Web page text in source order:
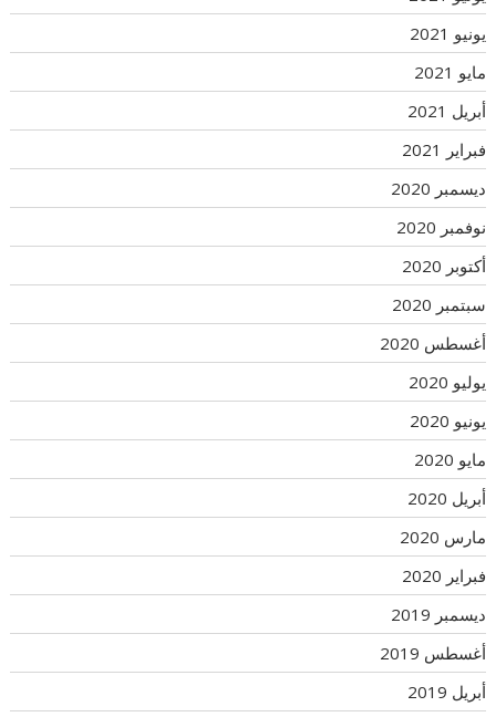
يونيو 2021
مايو 2021
أبريل 2021
فبراير 2021
ديسمبر 2020
نوفمبر 2020
أكتوبر 2020
سبتمبر 2020
أغسطس 2020
يوليو 2020
يونيو 2020
مايو 2020
أبريل 2020
مارس 2020
فبراير 2020
ديسمبر 2019
أغسطس 2019
أبريل 2019